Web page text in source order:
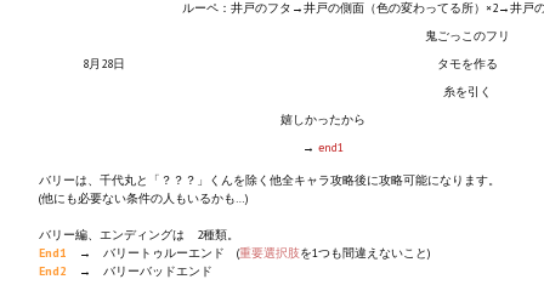
Aliens versus Predator 1 Remaster Fan Edition
Age of Pirates: Caribbean Tales Remaster Fan Edition
Корсары 3 Сундук мертвеца Remaster Fan Edition
Sea Dogs - City of Abandoned Ships Remaster Fan Edition
Sea Dogs Remaster Fan Edition
8月28日
ルーペ：井戸のフタ→井戸の側面（色の変わってる所）×2→井戸
鬼ごっこのフリ
タモを作る
糸を引く
嬉しかったから
→ end1
バリーは、千代丸と「？？？」くんを除く他全キャラ攻略後に攻略可能になります。
(他にも必要ない条件の人もいるかも…)
バリー編、エンディングは 2種類。
End1 → バリートゥルーエンド (重要選択肢を1つも間違えないこと)
End2 → バリーバッドエンド